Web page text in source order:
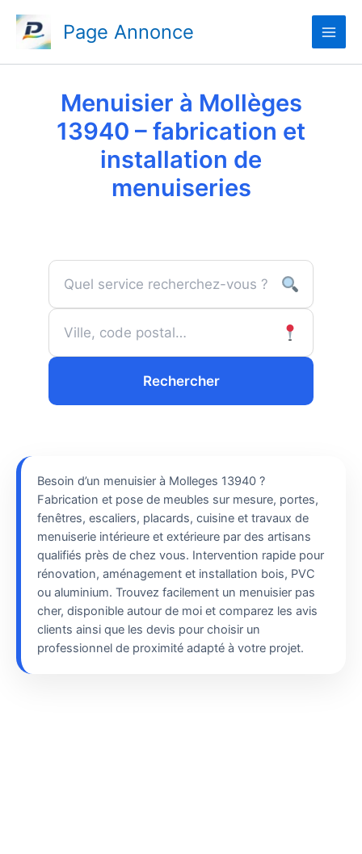
contenu
Page Annonce
Menuisier à Mollèges
13940 – fabrication et
installation de
menuiseries
Rechercher
Besoin d’un menuisier à Molleges 13940 ?
Fabrication et pose de meubles sur mesure, portes,
fenêtres, escaliers, placards, cuisine et travaux de
menuiserie intérieure et extérieure par des artisans
qualifiés près de chez vous. Intervention rapide pour
rénovation, aménagement et installation bois, PVC
ou aluminium. Trouvez facilement un menuisier pas
cher, disponible autour de moi et comparez les avis
clients ainsi que les devis pour choisir un
professionnel de proximité adapté à votre projet.